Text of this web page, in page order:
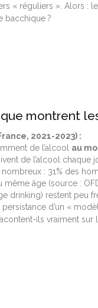
« réguliers ». Alors :
bacchique ?
montrent
2021-2023) :
de l’alcool au
de l’alcool chaque
nombreux : 31% des
âge (source :
drinking) restent peu
d’un «
ils vraiment sur